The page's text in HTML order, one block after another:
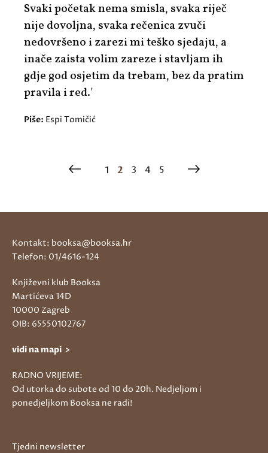
Svaki početak nema smisla, svaka riječ
nije dovoljna, svaka rečenica zvuči
nedovršeno i zarezi mi teško sjedaju, a
inače zaista volim zareze i stavljam ih
gdje god osjetim da trebam, bez da pratim
pravila i red.'
Piše: Espi Tomičić
1 2 3 4 5
Kontakt: booksa@booksa.hr
Telefon: 01/4616-124
Književni klub Booksa
Martićeva 14D
10000 Zagreb
OIB: 65550102767
vidi na mapi >
RADNO VRIJEME:
Od utorka do subote od 10 do 20h. Nedjeljom i
ponedjeljkom Booksa ne radi!
Tjedni newsletter